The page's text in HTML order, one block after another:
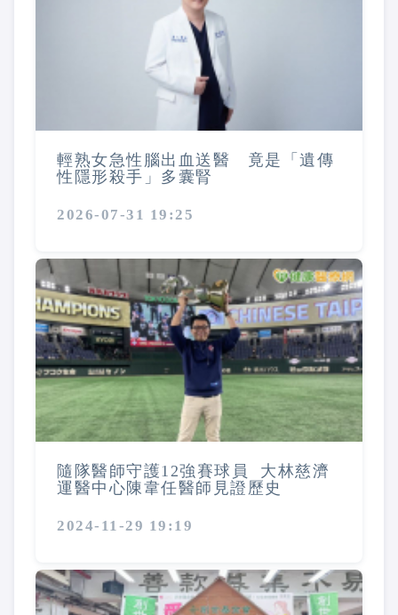
輕熟女急性腦出血送醫 竟是「遺傳
性隱形殺手」多囊腎
2026-07-31 19:25
隨隊醫師守護12強賽球員 大林慈濟
運醫中心陳韋任醫師見證歷史
2024-11-29 19:19